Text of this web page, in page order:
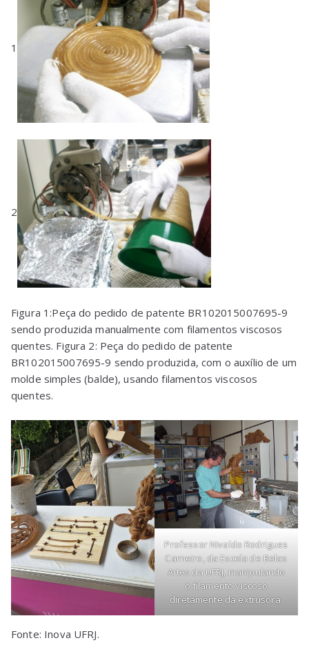
1
2
Figura 1:Peça do pedido de patente BR102015007695-9
sendo produzida manualmente com filamentos viscosos
quentes. Figura 2: Peça do pedido de patente
BR102015007695-9 sendo produzida, com o auxílio de um
molde simples (balde), usando filamentos viscosos
quentes.
Professor Nivaldo Rodrigues
Carneiro, da Escola de Belas
Artes da UFRJ, manipulando
o filamento viscoso
diretamente da extrusora.
‌Fonte: Inova UFRJ.